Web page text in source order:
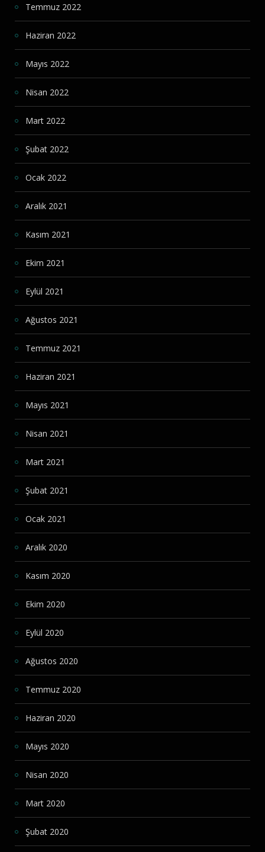
Temmuz 2022
Haziran 2022
Mayıs 2022
Nisan 2022
Mart 2022
Şubat 2022
Ocak 2022
Aralık 2021
Kasım 2021
Ekim 2021
Eylül 2021
Ağustos 2021
Temmuz 2021
Haziran 2021
Mayıs 2021
Nisan 2021
Mart 2021
Şubat 2021
Ocak 2021
Aralık 2020
Kasım 2020
Ekim 2020
Eylül 2020
Ağustos 2020
Temmuz 2020
Haziran 2020
Mayıs 2020
Nisan 2020
Mart 2020
Şubat 2020